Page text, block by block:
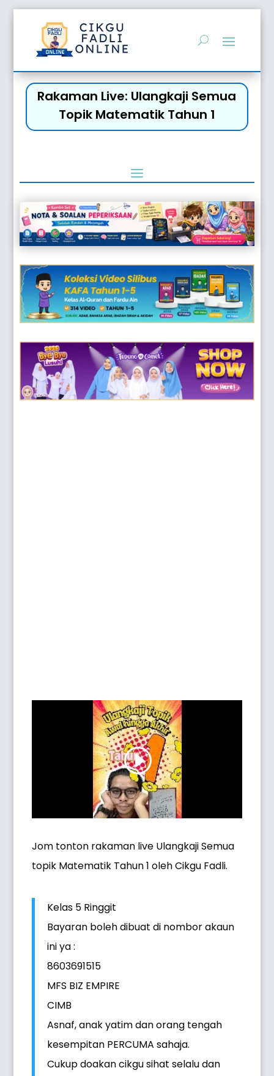
Rakaman Live: Ulangkaji Semua
Topik Matematik Tahun 1
Jom tonton rakaman live Ulangkaji Semua
topik Matematik Tahun 1 oleh Cikgu Fadli.
Kelas 5 Ringgit
Bayaran boleh dibuat di nombor akaun
ini ya :
8603691515
MFS BIZ EMPIRE
CIMB
Asnaf, anak yatim dan orang tengah
kesempitan PERCUMA sahaja.
Cukup doakan cikgu sihat selalu dan